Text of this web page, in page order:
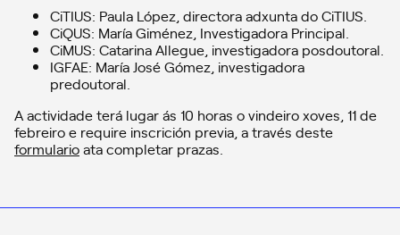
CiTIUS: Paula López, directora adxunta do CiTIUS.
CiQUS: María Giménez, Investigadora Principal.
CiMUS: Catarina Allegue, investigadora posdoutoral.
IGFAE: María José Gómez, investigadora
predoutoral.
A actividade terá lugar ás 10 horas o vindeiro xoves, 11 de
febreiro e require inscrición previa, a través deste
formularioata completar prazas.